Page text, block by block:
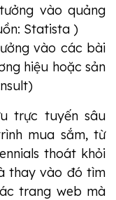
vào quảng
Statista )
vào các bài
hiệu hoặc sản
trực tuyến sâu
mua sắm, từ
thoát khỏi
thay vào đó tìm
trang web mà